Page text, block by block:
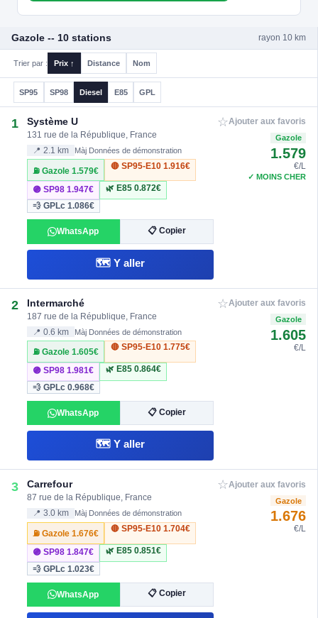
Gazole -- 10 stations rayon 10 km
Trier par : Prix ↑ Distance Nom
SP95 SP98 Diesel E85 GPL
1 Système U
131 rue de la République, France
📍 2.1 km Màj Données de démonstration
⛽ Gazole1.579€
🔴 SP95-E10 1.916€
🟣 SP981.947€ 🌿 E85 0.872€
💨 GPLc1.086€
WhatsApp 📋 Copier
🗺️ Y aller
☆Ajouter aux favoris
Gazole
1.579
€/L
✓ MOINS CHER
2 Intermarché
187 rue de la République, France
📍 0.6 km Màj Données de démonstration
⛽ Gazole1.605€
🔴 SP95-E10 1.775€
🟣 SP981.981€ 🌿 E85 0.864€
💨 GPLc0.968€
WhatsApp 📋 Copier
🗺️ Y aller
☆Ajouter aux favoris
Gazole
1.605
€/L
3 Carrefour
87 rue de la République, France
📍 3.0 km Màj Données de démonstration
⛽ Gazole1.676€
🔴 SP95-E10 1.704€
🟣 SP981.847€ 🌿 E85 0.851€
💨 GPLc1.023€
WhatsApp 📋 Copier
☆Ajouter aux favoris
Gazole
1.676
€/L